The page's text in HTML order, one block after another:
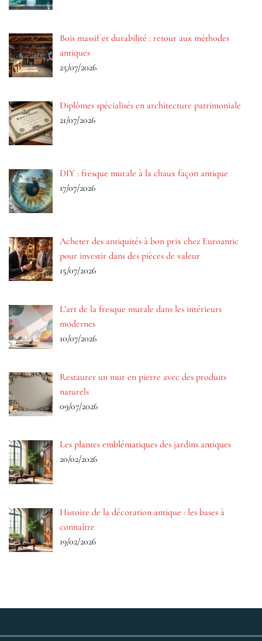
Bois massif et durabilité : retour aux méthodes
antiques
25/07/2026
Diplômes spécialisés en architecture patrimoniale
21/07/2026
DIY : fresque murale à la chaux façon antique
17/07/2026
Acheter des antiquités à bon prix chez Euroantic
pour investir dans des pièces de valeur
15/07/2026
L’art de la fresque murale dans les intérieurs
modernes
10/07/2026
Restaurer un mur en pierre avec des produits
naturels
09/07/2026
Les plantes emblématiques des jardins antiques
20/02/2026
Histoire de la décoration antique : les bases à
connaître
19/02/2026